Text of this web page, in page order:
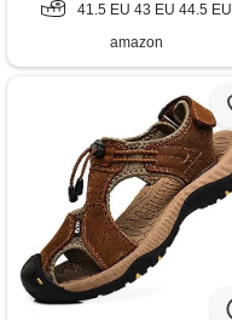
41.5 EU 43 EU 44.5 EU
amazon